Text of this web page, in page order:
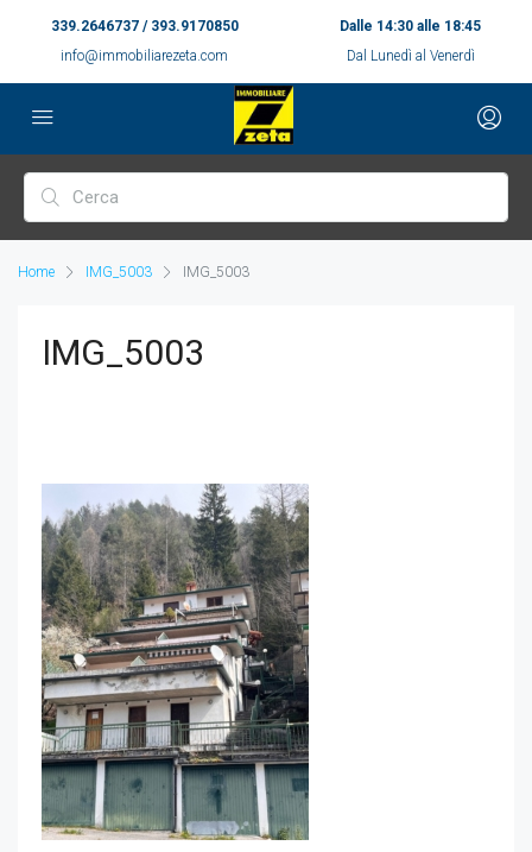
339.2646737 / 393.9170850
info@immobiliarezeta.com
Dalle 14:30 alle 18:45
Dal Lunedì al Venerdì
Home IMG_5003 IMG_5003
IMG_5003